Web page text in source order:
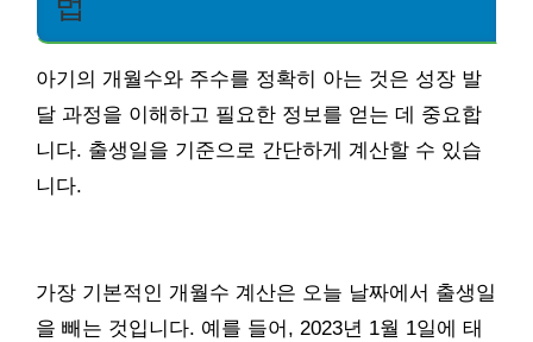
아기의 개월수와 주수를 정확히 아는 것은 성장 발
달 과정을 이해하고 필요한 정보를 얻는 데 중요합
니다. 출생일을 기준으로 간단하게 계산할 수 있습
니다.
가장 기본적인 개월수 계산은 오늘 날짜에서 출생일
을 빼는 것입니다. 예를 들어, 2023년 1월 1일에 태